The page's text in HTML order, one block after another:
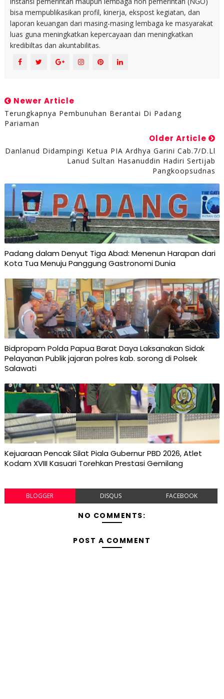
bisa mempublikasikan profil, kinerja, ekspost kegiatan, dan
laporan keuangan dari masing-masing lembaga ke masyarakat
luas guna meningkatkan kepercayaan dan meningkatkan
kredibiltas dan akuntabilitas.
Newer Article
Terungkapnya Pembunuhan Berantai Di Padang
Pariaman
Older Article
Danlanud Didampingi Ketua PIA Ardhya Garini Cab.7/D.ll
Lanud Sultan Hasanuddin Hadiri Sertijab
Pangkoopsudnas
Padang dalam Denyut Tiga Abad: Menenun Harapan dari
Kota Tua Menuju Panggung Gastronomi Dunia
Bidpropam Polda Papua Barat Daya Laksanakan Sidak
Pelayanan Publik jajaran polres kab. sorong di Polsek
Salawati
Kejuaraan Pencak Silat Piala Gubernur PBD 2026, Atlet
Kodam XVIII Kasuari Torehkan Prestasi Gemilang
BLOGGER DISQUS FACEBOOK
NO COMMENTS:
POST A COMMENT